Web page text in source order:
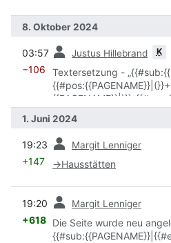
8. Oktober 2024
03:57 Justus Hillebrand K
−106
Textersetzung -
{{PAGENAME}}|)}}-
1. Juni 2024
19:23 Margit Lenniger
+147 →Hausstätten
19:20 Margit Lenniger
+618 Die Seite wurde neu